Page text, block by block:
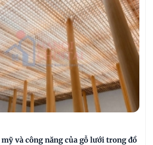
và công năng của gỗ lưới trong đồ